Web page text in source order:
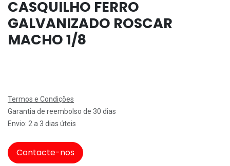
CASQUILHO FERRO
GALVANIZADO ROSCAR
MACHO 1/8
Termos e Condições
Garantia de reembolso de 30 dias
Envio: 2 a 3 dias úteis
Contacte-nos